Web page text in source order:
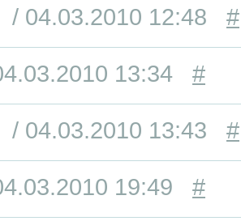
/ 04.03.2010 12:48 #
13:34 #
/ 04.03.2010 13:43 #
19:49 #